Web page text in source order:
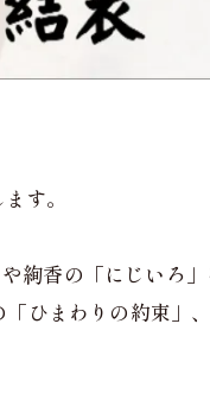
す。
香の「にじいろ」
ひまわりの約束」